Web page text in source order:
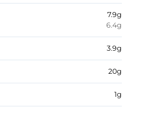
7.9g
6.4g
3.9g
20g
1g